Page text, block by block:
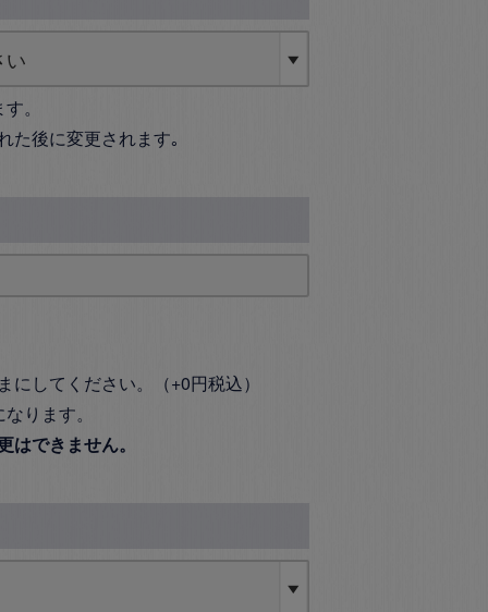
。
た後に変更されます｡
してください。（+0円税込）
ります。
はできません。